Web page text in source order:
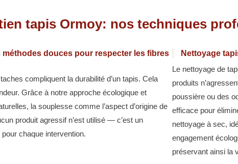
tapis Ormoy: nos techniques
méthodes douces pour respecter les fibres
compliquent la durabilité d’un tapis. Cela
Grâce à notre approche écologique et
la souplesse comme l’aspect d’origine de
produit agressif n’est utilisé — c’est un
chaque intervention.
Nettoyage
Le nettoyage de
produits
poussière ou des
efficace pour
nettoyage à sec,
engagement
préservant ainsi la